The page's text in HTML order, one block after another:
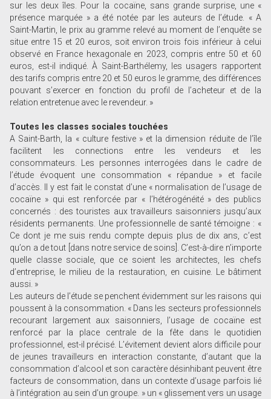
sur les deux îles. Pour la cocaïne, sans grande surprise, une «
présence marquée » a été notée par les auteurs de l’étude. « A
Saint-Martin, le prix au gramme relevé au moment de l’enquête se
situe entre 15 et 20 euros, soit environ trois fois inférieur à celui
observé en France hexagonale en 2023, compris entre 50 et 60
euros, est-il indiqué. À Saint-Barthélemy, les usagers rapportent
des tarifs compris entre 20 et 50 euros le gramme, des différences
pouvant s’exercer en fonction du profil de l’acheteur et de la
relation entretenue avec le revendeur. »
Toutes les classes sociales touchées
A Saint-Barth, la « culture festive » et la dimension réduite de l’île
facilitent les connections entre les vendeurs et les
consommateurs. Les personnes interrogées dans le cadre de
l’étude évoquent une consommation « répandue » et facile
d’accès. Il y est fait le constat d’une « normalisation de l’usage de
cocaïne » qui est renforcée par « l’hétérogénéité » des publics
concernés : des touristes aux travailleurs saisonniers jusqu’aux
résidents permanents. Une professionnelle de santé témoigne : «
Ce dont je me suis rendu compte depuis plus de dix ans, c’est
qu’on a de tout [dans notre service de soins]. C’est-à-dire n’importe
quelle classe sociale, que ce soient les architectes, les chefs
d’entreprise, le milieu de la restauration, en cuisine. Le bâtiment
aussi. »
Les auteurs de l’étude se penchent évidemment sur les raisons qui
poussent à la consommation. « Dans les secteurs professionnels
recourant largement aux saisonniers, l’usage de cocaïne est
renforcé par la place centrale de la fête dans le quotidien
professionnel, est-il précisé. L’évitement devient alors difficile pour
de jeunes travailleurs en interaction constante, d’autant que la
consommation d’alcool et son caractère désinhibant peuvent être
facteurs de consommation, dans un contexte d’usage parfois lié
à l’intégration au sein d’un groupe. » un « glissement vers un usage